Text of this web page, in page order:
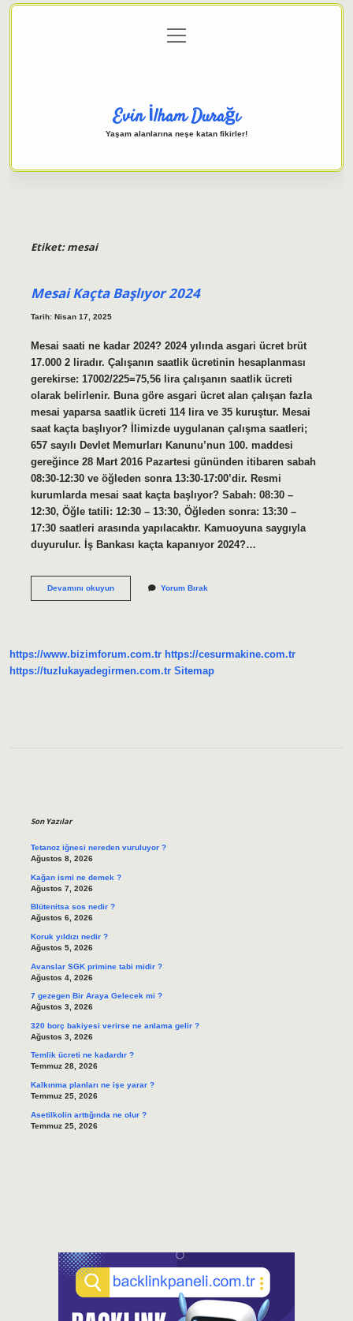
Gizlilik Politikası
menüyü
aç
Evin İlham Durağı
Yaşam alanlarına neşe katan fikirler!
Etiket:mesai
Mesai Kaçta Başlıyor 2024
Tarih: Nisan 17, 2025
Mesai saati ne kadar 2024? 2024 yılında asgari ücret brüt
17.000 2 liradır. Çalışanın saatlik ücretinin hesaplanması
gerekirse: 17002/225=75,56 lira çalışanın saatlik ücreti
olarak belirlenir. Buna göre asgari ücret alan çalışan fazla
mesai yaparsa saatlik ücreti 114 lira ve 35 kuruştur. Mesai
saat kaçta başlıyor? İlimizde uygulanan çalışma saatleri;
657 sayılı Devlet Memurları Kanunu’nun 100. maddesi
gereğince 28 Mart 2016 Pazartesi gününden itibaren sabah
08:30-12:30 ve öğleden sonra 13:30-17:00’dir. Resmi
kurumlarda mesai saat kaçta başlıyor? Sabah: 08:30 –
12:30, Öğle tatili: 12:30 – 13:30, Öğleden sonra: 13:30 –
17:30 saatleri arasında yapılacaktır. Kamuoyuna saygıyla
duyurulur. İş Bankası kaçta kapanıyor 2024?…
Devamını okuyunMesai
Yorum Bırak
https://www.bizimforum.com.tr https://cesurmakine.com.tr
https://tuzlukayadegirmen.com.tr Sitemap
Son Yazılar
Tetanoz iğnesi nereden vuruluyor ?
Ağustos 8, 2026
Kağan ismi ne demek ?
Ağustos 7, 2026
Blütenitsa sos nedir ?
Ağustos 6, 2026
Koruk yıldızı nedir ?
Ağustos 5, 2026
Avanslar SGK primine tabi midir ?
Ağustos 4, 2026
7 gezegen Bir Araya Gelecek mi ?
Ağustos 3, 2026
320 borç bakiyesi verirse ne anlama gelir ?
Ağustos 3, 2026
Temlik ücreti ne kadardır ?
Temmuz 28, 2026
Kalkınma planları ne işe yarar ?
Temmuz 25, 2026
Asetilkolin arttığında ne olur ?
Temmuz 25, 2026